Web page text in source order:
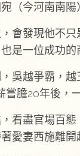
宛（今河南南陽
會發現他不
是一位成功的
吳越爭霸，
嘗膽20年後，
看盡官場百
愛妻西施離開